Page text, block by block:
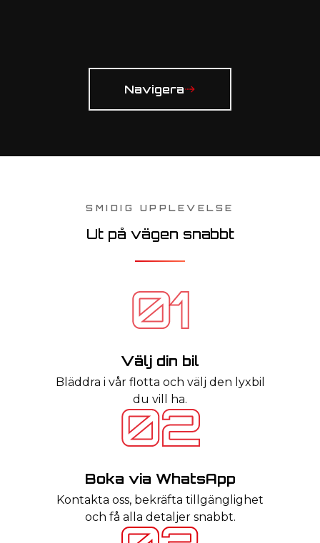
Navigera
SMIDIG UPPLEVELSE
Ut på vägen snabbt
Välj din bil
Bläddra i vår flotta och välj den lyxbil
du vill ha.
Boka via WhatsApp
Kontakta oss, bekräfta tillgänglighet
och få alla detaljer snabbt.